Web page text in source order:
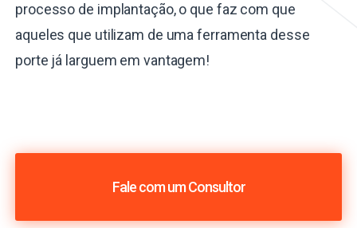
processo de implantação, o que faz com que
aqueles que utilizam de uma ferramenta desse
porte já larguem em vantagem!
Fale com um Consultor